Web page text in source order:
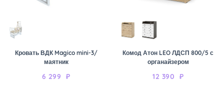
Кровать ВДК Magico mini-3/
маятник
6 299 ₽
Комод Атон LEO ЛДСП 800/5 с
органайзером
12 390 ₽